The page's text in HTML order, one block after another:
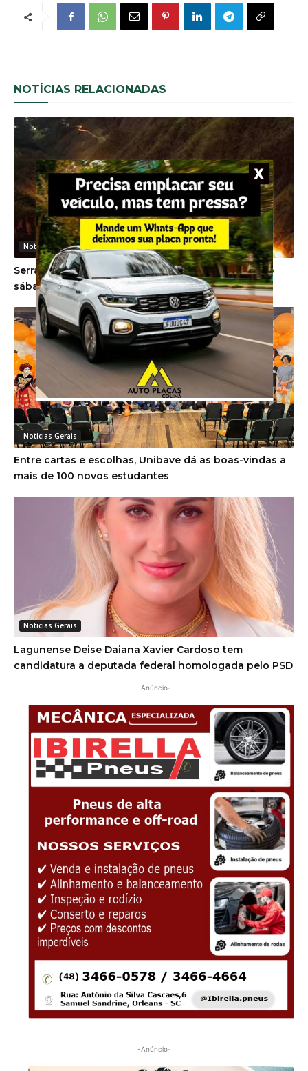
NOTÍCIAS RELACIONADAS
Noticias Gerais
Serra do Rio do Rastro será interditada no próximo
sábado devido a evento esportivo
Noticias Gerais
Entre cartas e escolhas, Unibave dá as boas-vindas a
mais de 100 novos estudantes
Noticias Gerais
Lagunense Deise Daiana Xavier Cardoso tem
candidatura a deputada federal homologada pelo PSD
-Anúncio-